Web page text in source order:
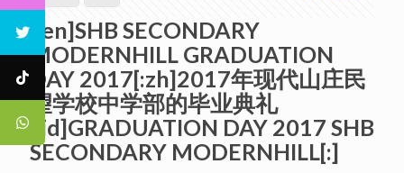
[:en]SHB SECONDARY
MODERNHILL GRADUATION
DAY 2017[:zh]2017年现代山庄民
望学校中学部的毕业典礼
[:id]GRADUATION DAY 2017 SHB
SECONDARY MODERNHILL[:]